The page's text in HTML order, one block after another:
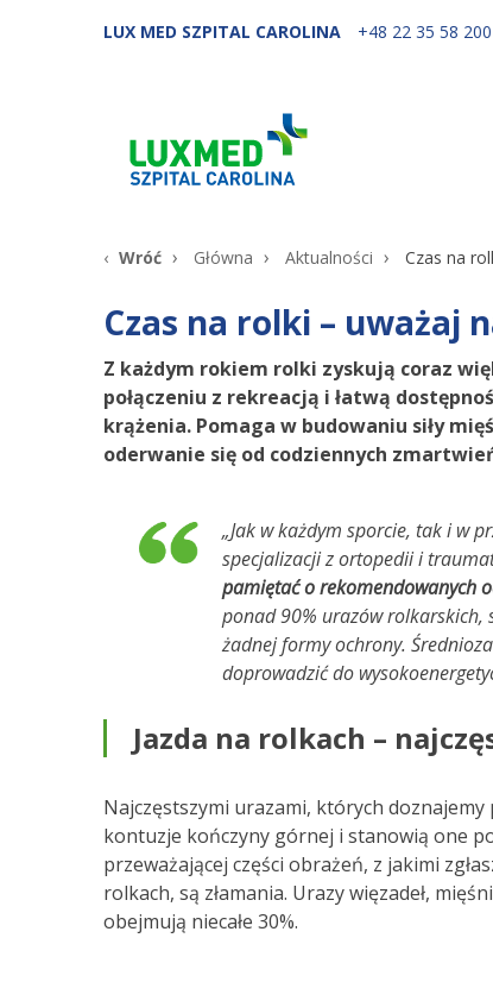
LUX MED SZPITAL CAROLINA +48 22 35 58 200
Wróć Główna Aktualności Czas na
Czas na rolki – uważaj
Z każdym rokiem rolki zyskują coraz
połączeniu z rekreacją i łatwą
krążenia. Pomaga w budowaniu siły
oderwanie się od codziennych
„Jak w każdym sporcie, tak i w
specjalizacji z ortopedii i
pamiętać o rekomendowanych
ponad 90% urazów rolkarskich,
żadnej formy ochrony.
doprowadzić do
Jazda na rolkach –
Najczęstszymi urazami, których doznajemy
kontuzje kończyny górnej i stanowią one
przeważającej części obrażeń, z jakimi
rolkach, są złamania. Urazy więzadeł,
obejmują niecałe 30%.